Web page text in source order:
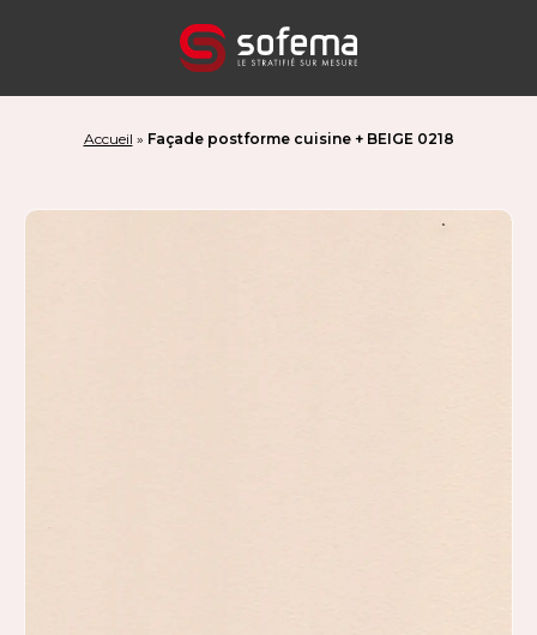
Accueil » Façade postforme cuisine + BEIGE 0218